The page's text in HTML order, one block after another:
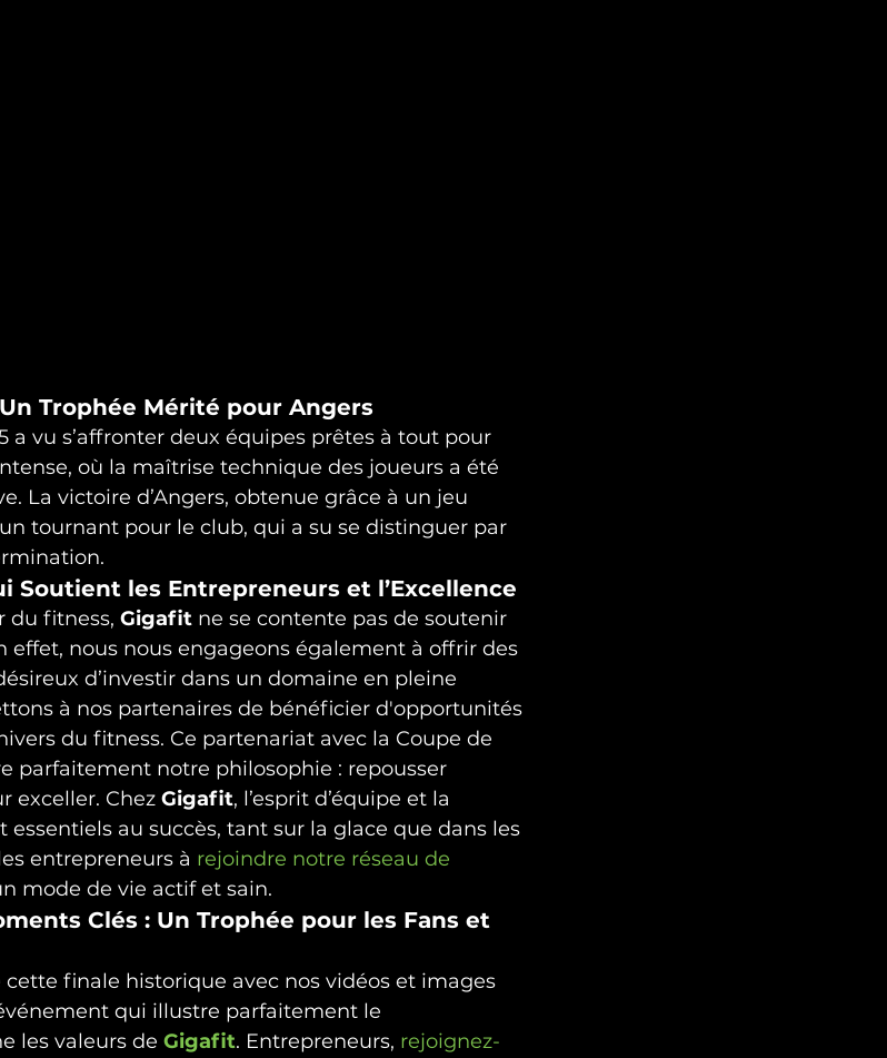
Trophée Mérité pour Angers
a vu s’affronter deux équipes prêtes à tout pour
où la maîtrise technique des joueurs a été
La victoire d’Angers, obtenue grâce à un jeu
tournant pour le club, qui a su se distinguer par
Soutient les Entrepreneurs et l’Excellence
du fitness, Gigafit ne se contente pas de soutenir
effet, nous nous engageons également à offrir des
d’investir dans un domaine en pleine
à nos partenaires de bénéficier d'opportunités
du fitness. Ce partenariat avec la Coupe de
parfaitement notre philosophie : repousser
exceller. Chez Gigafit, l’esprit d’équipe et la
au succès, tant sur la glace que dans les
entrepreneurs à rejoindre notre réseau de
mode de vie actif et sain.
Clés : Un Trophée pour les Fans et
finale historique avec nos vidéos et images
qui illustre parfaitement le
les valeurs de Gigafit. Entrepreneurs, rejoignez-